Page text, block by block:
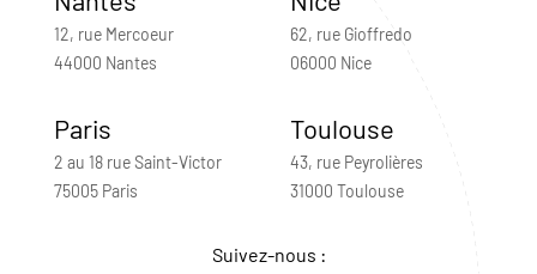
12, rue Mercoeur
44000 Nantes
62, rue Gioffredo
06000 Nice
Paris
2 au 18 rue Saint-Victor
75005 Paris
Toulouse
43, rue Peyrolières
31000 Toulouse
Suivez-nous :